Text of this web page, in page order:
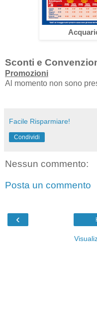
Sconti e
Promozioni
Al momento non sono
Facile Risparmiare!
Condividi
Nessun commento:
Posta un commento
‹